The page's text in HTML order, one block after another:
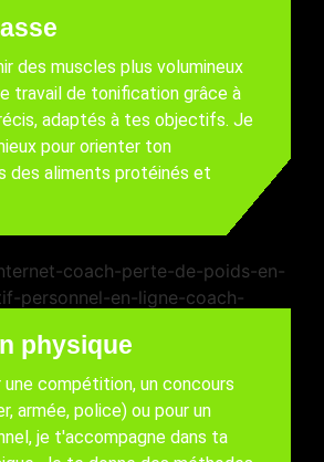
des muscles plus volumineux
travail de tonification grâce à
adaptés à tes objectifs. Je
pour orienter ton
des aliments protéinés et
physique
compétition, un concours
armée, police) ou pour un
je t'accompagne dans ta